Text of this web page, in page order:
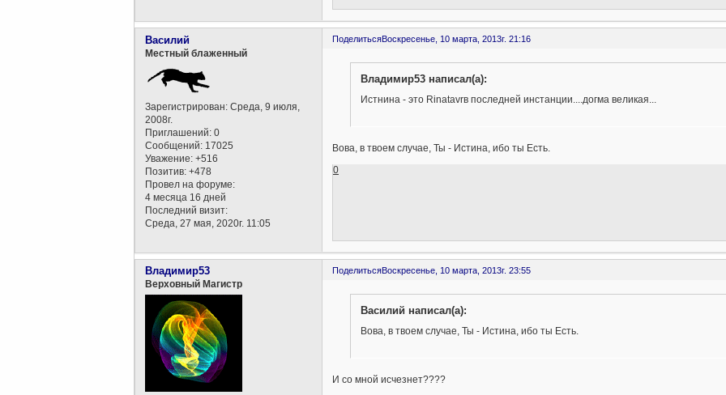
ПоделитьсяВоскресенье, 10 марта, 2013г. 21:16
Василий
Местный блаженный
Зарегистрирован: Среда, 9 июля,
2008г.
Приглашений: 0
Сообщений: 17025
Уважение: +516
Позитив: +478
Провел на форуме:
4 месяца 16 дней
Последний визит:
Среда, 27 мая, 2020г. 11:05
Владимир53 написал(а):
Истнина - это Rinatavrв последней инстанции....догма великая...
Вова, в твоем случае, Ты - Истина, ибо ты Есть.
0
ПоделитьсяВоскресенье, 10 марта, 2013г. 23:55
Владимир53
Верховный Магистр
Василий написал(а):
Вова, в твоем случае, Ты - Истина, ибо ты Есть.
И со мной исчезнет????